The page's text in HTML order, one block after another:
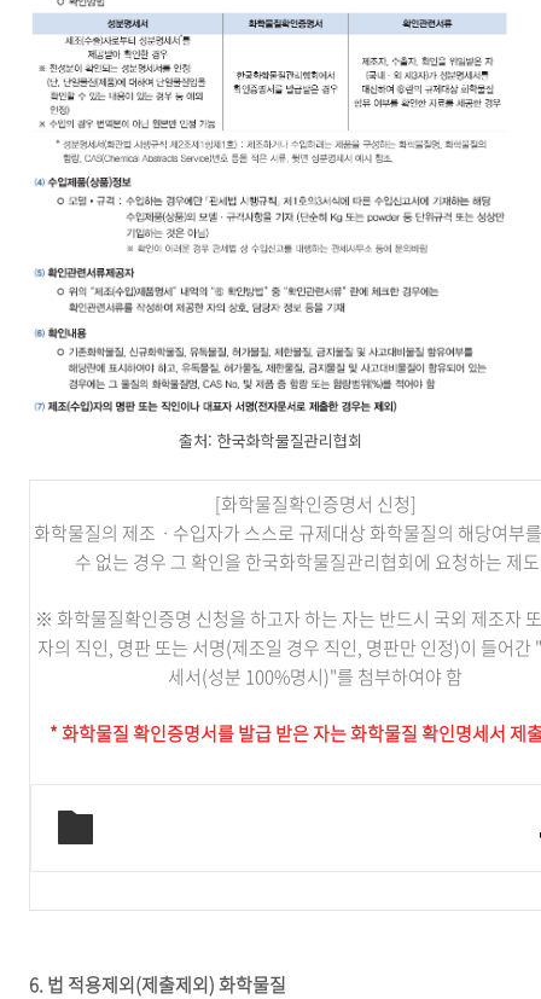
출처: 한국화학물질관리협회
[화학물질확인증명서 신청]
화학물질의 제조ㆍ수입자가 스스로 규제대상 화학물질의 해당여부
수 없는 경우 그 확인을 한국화학물질관리협회에 요청하는 제
※ 화학물질확인증명 신청을 하고자 하는 자는 반드시 국외 제조자
자의 직인, 명판 또는 서명(제조일 경우 직인, 명판만 인정)이 들어간
세서(성분 100%명시)"를 첨부하여야 함
* 화학물질 확인증명서를 발급 받은 자는 화학물질 확인명세서 제
6. 법 적용제외(제출제외) 화학물질